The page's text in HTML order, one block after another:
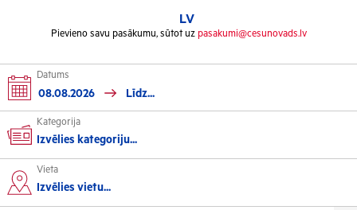
LV
Pievieno savu pasākumu, sūtot uz pasakumi@cesunovads.lv
Datums
Kategorija
Izvēlies kategoriju...
Kultūra
Vieta
Izvēlies vietu...